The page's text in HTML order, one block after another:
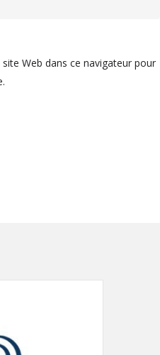
Web dans ce navigateur pour